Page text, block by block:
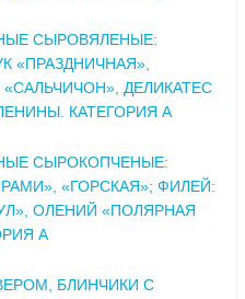
СЫРОВЯЛЕНЫЕ:
«ПРАЗДНИЧНАЯ»,
ДЕЛИКАТЕС
КАТЕГОРИЯ А
СЫРОКОПЧЕНЫЕ:
«ГОРСКАЯ»; ФИЛЕЙ:
ОЛЕНИЙ «ПОЛЯРНАЯ
А
БЛИНЧИКИ С